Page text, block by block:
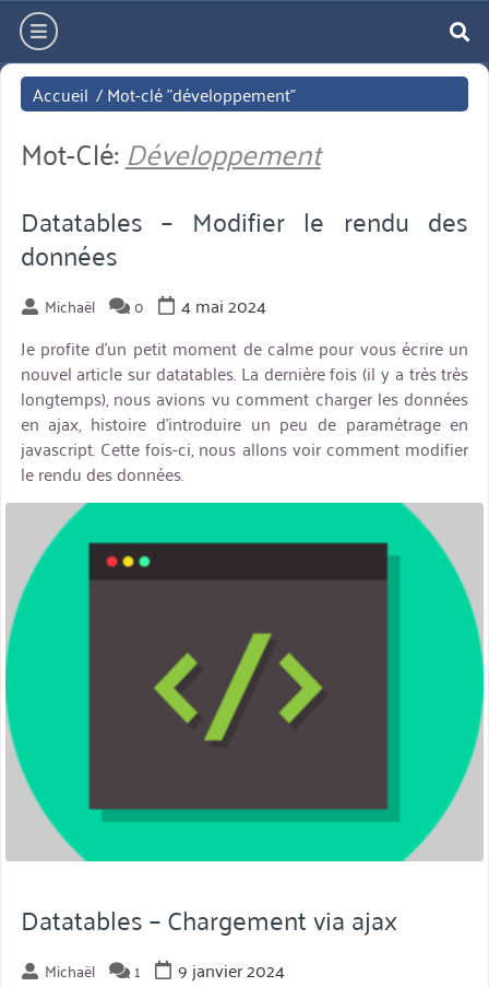
Aller
directement
au
contenu
hamburger
Accueil /Mot-clé "développement"
Mot-Clé: Développement
Datatables – Modifier le rendu des
données
Michaël 0
4 mai 2024
Je profite d’un petit moment de calme pour vous écrire un
nouvel article sur datatables. La dernière fois (il y a très très
longtemps), nous avions vu comment charger les données
en ajax, histoire d’introduire un peu de paramétrage en
javascript. Cette fois-ci, nous allons voir comment modifier
le rendu des données.
miniature
Datatables – Chargement via ajax
Michaël 1
9 janvier 2024